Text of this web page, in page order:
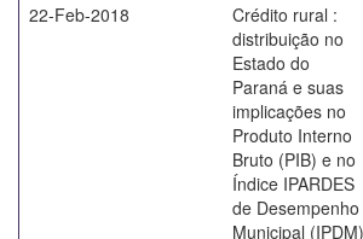
22-Feb-2018
Crédito rural :
distribuição no
Estado do
Paraná e suas
implicações no
Produto Interno
Bruto (PIB) e no
Índice IPARDES
de Desempenho
Municipal (IPDM)